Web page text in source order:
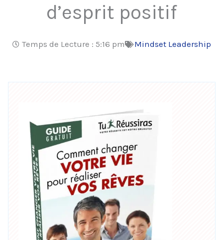
d’esprit positif
Temps de Lecture : 5:16 pm Mindset Leadership